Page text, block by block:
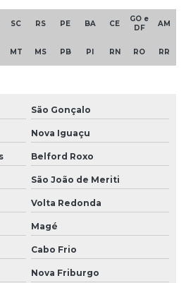
ponte rolante
brasil
swf
rolante multimarcas
SC RS PE BA CE
GO e
DF
AM
MT MS PB PI RN RO RR
São Gonçalo
Nova Iguaçu
Belford Roxo
São João de Meriti
Volta Redonda
Magé
Cabo Frio
Nova Friburgo